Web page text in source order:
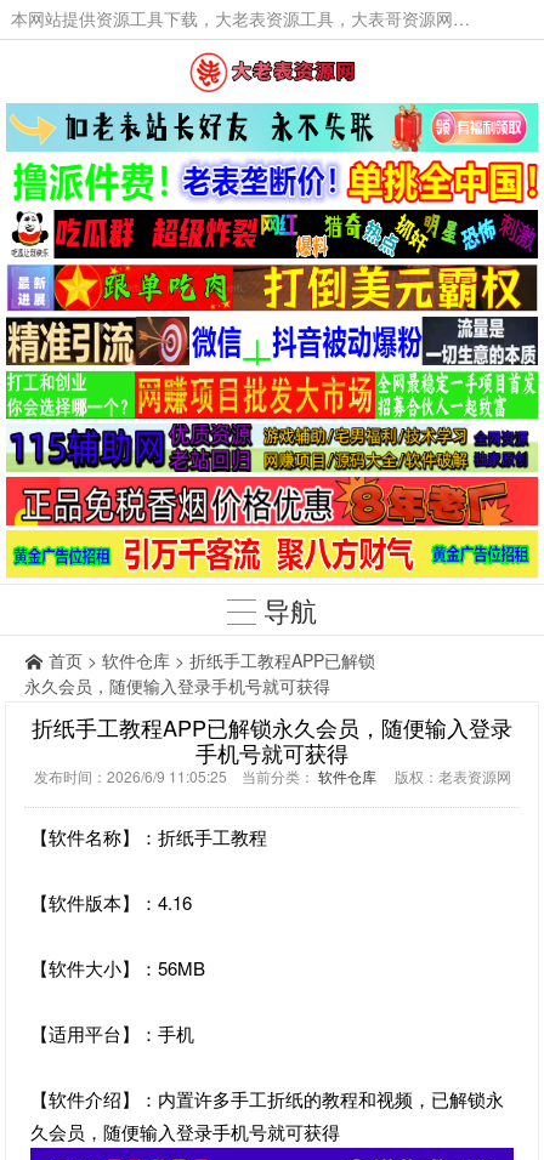
本网站提供资源工具下载，大老表资源工具，大表哥资源网软件工具，大老表资源下载，活动线报福利资源分享,活动线报，大型网游经典游戏，网络热门技术游戏辅助交流与分享。
导航
首页 > 软件仓库 > 折纸手工教程APP已解锁
永久会员，随便输入登录手机号就可获得
折纸手工教程APP已解锁永久会员，随便输入登录
手机号就可获得
发布时间：2026/6/9 11:05:25 当前分类： 软件仓库版权：老表资源网
【软件名称】：折纸手工教程
【软件版本】：4.16
【软件大小】：56MB
【适用平台】：手机
【软件介绍】：内置许多手工折纸的教程和视频，已解锁永
久会员，随便输入登录手机号就可获得